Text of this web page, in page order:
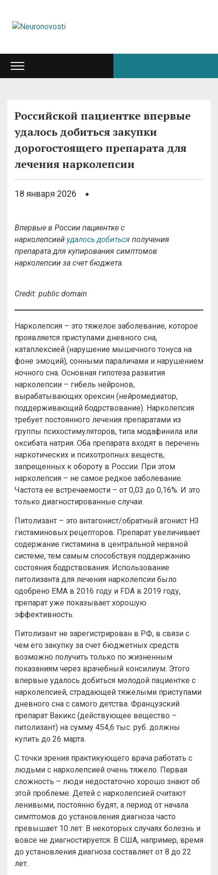
Российской пациентке впервые
удалось добиться закупки
дорогостоящего препарата для
лечения нарколепсии
18 января 2026
Впервые в России пациентке с
нарколепсией удалось добиться получения
препарата для купирования симптомов
нарколепсии за счет бюджета.
Credit: public domain
Нарколепсия – это тяжелое заболевание, которое
проявляется приступами дневного сна,
катаплексией (нарушение мышечного тонуса на
фоне эмоций), сонными параличами и нарушением
ночного сна. Основная гипотеза развития
нарколепсии – гибель нейронов,
вырабатывающих орексин (нейромедиатор,
поддерживающий бодрствование). Нарколепсия
требует постоянного лечения препаратами из
группы психостимуляторов, типа модафинила или
оксибата натрия. Оба препарата входят в перечень
наркотических и психотропных веществ,
запрещенных к обороту в России. При этом
нарколепсия – не самое редкое заболевание.
Частота ее встречаемости – от 0,03 до 0,16%. И это
только диагностированные случаи.
Питолизант – это антагонист/обратный агонист Н3
гистаминовых рецепторов. Препарат увеличивает
содержание гистамина в центральной нервной
системе, тем самым способствуя поддержанию
состояния бодрствования. Использование
питолизанта для лечения нарколепсии было
одобрено EMA в 2016 году и FDA в 2019 году,
препарат уже показывает хорошую
эффективность.
Питолизант не зарегистрирован в РФ, в связи с
чем его закупку за счет бюджетных средств
возможно получить только по жизненным
показаниям через врачебный консилиум. Этого
впервые удалось добиться молодой пациентке с
нарколепсией, страдающей тяжелыми приступами
дневного сна с самого детства. Французский
препарат Вакикс (действующее вещество –
питолизант) на сумму 454,6 тыс. руб. должны
купить до 26 марта.
С точки зрения практикующего врача работать с
людьми с нарколепсией очень тяжело. Первая
сложность – люди недостаточно хорошо знают об
этой проблеме. Детей с нарколепсией считают
ленивыми, постоянно будят, а период от начала
симптомов до установления диагноза часто
превышает 10 лет. В некоторых случаях болезнь и
вовсе не диагностируется. В США, например, время
до установления диагноза составляет от 8 до 22
лет.